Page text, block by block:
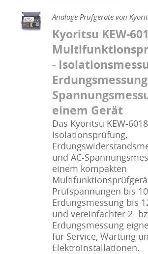
Analoge Prüfgeräte von
Kyoritsu KEW-
-
einem Gerät
Das Kyoritsu KEW-
Isolationsprüfung,
und AC-
einem kompakten
Prüfspannungen bis
Erdungsmessung bis
und vereinfachter 2-
Erdungsmessung
für Service, Wartung
Elektroinstallationen.